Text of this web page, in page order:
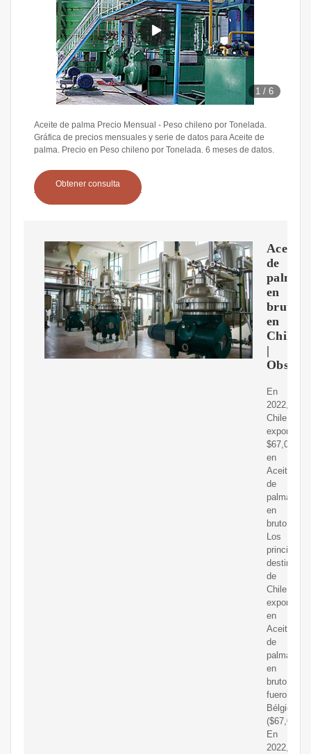
1 /6
Aceite de palma Precio Mensual - Peso chileno por Tonelada.
Gráfica de precios mensuales y serie de datos para Aceite de
palma. Precio en Peso chileno por Tonelada. 6 meses de datos.
Obtener consulta
Aceite
de
palma
en
bruto
en
Chile
|
En
2022,
Chile
exportó
$67,0
en
Aceite
de
palma
en
bruto.
Los
principales
destinos
de
Chile
en
Aceite
de
palma
en
bruto
fueron
Bélgica
($67,0).
En
2022,